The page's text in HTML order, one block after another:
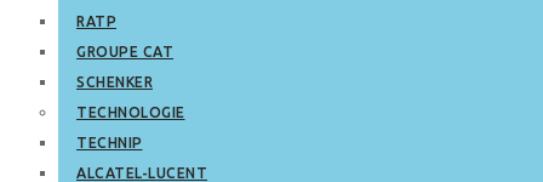
RATP
GROUPE CAT
SCHENKER
TECHNOLOGIE
TECHNIP
ALCATEL-LUCENT